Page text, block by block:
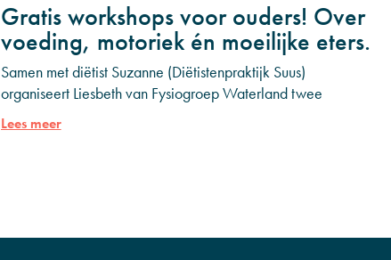
Gratis workshops voor ouders! Over
voeding, motoriek én moeilijke eters.
Samen met diëtist Suzanne (Diëtistenpraktijk Suus)
organiseert Liesbeth van Fysiogroep Waterland twee
gezellige én praktische avonden vol herkenning en tips die
je direct kunt gebruiken
Lees meer